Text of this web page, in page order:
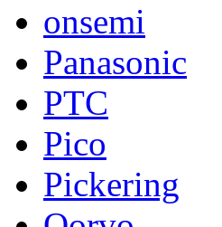
onsemi
Panasonic
PTC
Pico
Pickering